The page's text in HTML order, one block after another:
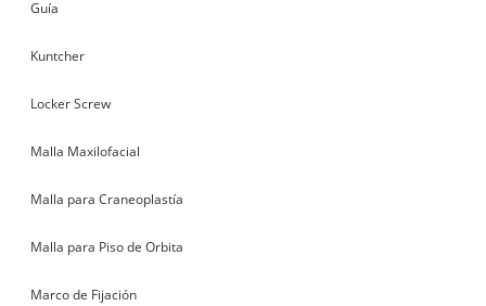
Guía
Kuntcher
Locker Screw
Malla Maxilofacial
Malla para Craneoplastía
Malla para Piso de Orbita
Marco de Fijación